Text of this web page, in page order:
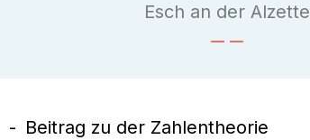
Esch an der Alzette
Beitrag zu der Zahlentheorie